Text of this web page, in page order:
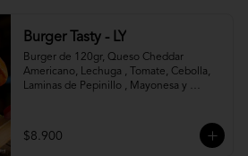
Burger Tasty - LY
Burger de 120gr, Queso Cheddar
Americano, Lechuga , Tomate, Cebolla,
Laminas de Pepinillo , Mayonesa y
$8.900